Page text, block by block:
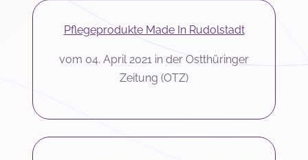
Pflegeprodukte Made In Rudolstadt
vom 04. April 2021 in der Ostthüringer
Zeitung (OTZ)